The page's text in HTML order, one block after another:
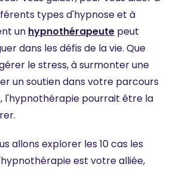
types d'hypnose et à
un hypnothérapeute peut
dans les défis de la vie. Que
le stress, à surmonter une
un soutien dans votre parcours
l'hypnothérapie pourrait être la
allons explorer les 10 cas les
est votre alliée,